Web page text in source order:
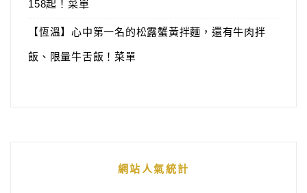
158起！菜單
【恆溫】心中第一名的松露蟹黃拌麵，還有牛肉拌
飯、限量牛舌飯！菜單
網站人氣統計